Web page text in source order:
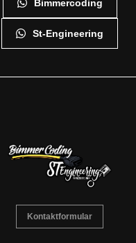
Bimmercoding
St-Engineering
Kontaktformular